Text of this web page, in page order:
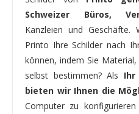
Schweizer Büros,
Kanzleien und Geschäfte.
Printo Ihre Schilder nach
können, indem Sie
selbst bestimmen? Als Ihr
bieten wir Ihnen die
Computer zu